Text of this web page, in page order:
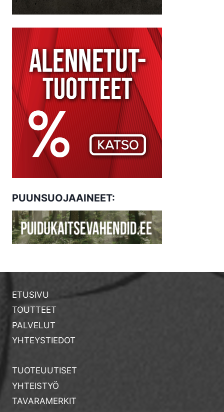
PUUNSUOJAAINEET:
ETUSIVU
TOUTTEET
PALVELUT
YHTEYSTIEDOT
TUOTEUUTISET
YHTEISTYÖ
TAVARAMERKIT